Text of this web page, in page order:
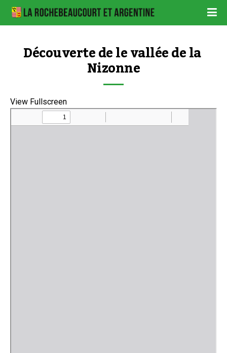
Découverte de le vallée de la
Nizonne
View Fullscreen